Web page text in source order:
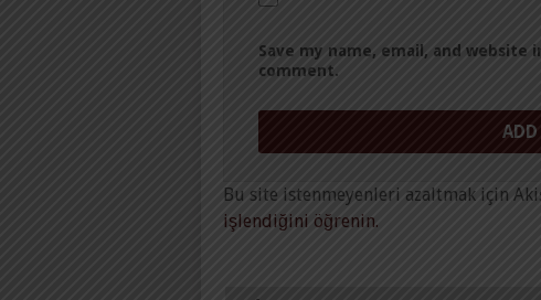
Save my name, email, and
comment.
Bu site istenmeyenleri azaltmak için
işlendiğini öğrenin.